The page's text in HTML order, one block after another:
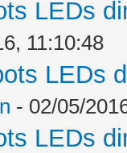
LEDs
11:10:48
LEDs
- 02/05/
LEDs